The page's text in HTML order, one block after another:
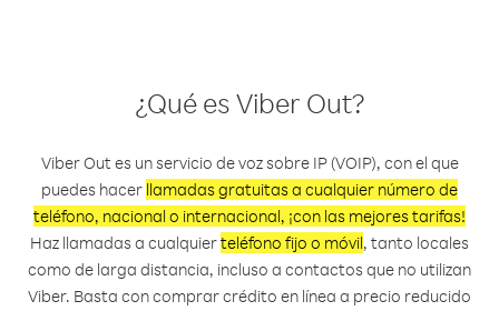
¿Qué es Viber Out?
Viber Out es un servicio de voz sobre IP (VOIP), con el que
puedes hacer llamadas gratuitas a cualquier número de
teléfono, nacional o internacional, ¡con las mejores tarifas!
Haz llamadas a cualquierteléfono fijo o móvil, tanto locales
como de larga distancia, incluso a contactos que no utilizan
Viber. Basta con comprar crédito en línea a precio reducido